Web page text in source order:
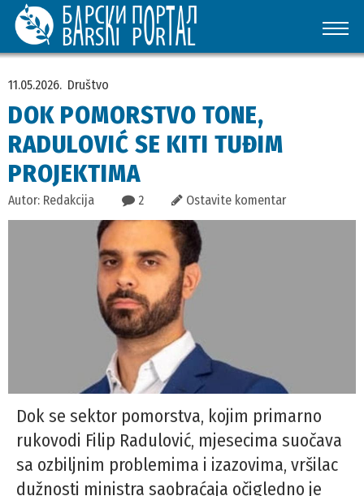
11.05.2026. Društvo
DOK POMORSTVO TONE,
RADULOVIĆ SE KITI TUĐIM
PROJEKTIMA
Autor: Redakcija 2 Ostavite komentar
Dok se sektor pomorstva, kojim primarno
rukovodi Filip Radulović, mjesecima suočava
sa ozbiljnim problemima i izazovima, vršilac
dužnosti ministra saobraćaja očigledno je